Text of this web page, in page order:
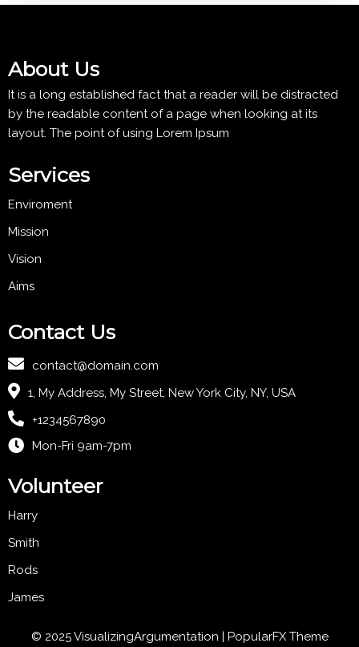
About Us
It is a long established fact that a reader will be distracted
by the readable content of a page when looking at its
layout. The point of using Lorem Ipsum
Services
Enviroment
Mission
Vision
Aims
Contact Us
contact@domain.com
1, My Address, My Street, New York City, NY, USA
+1234567890
Mon-Fri 9am-7pm
Volunteer
Harry
Smith
Rods
James
© 2025 VisualizingArgumentation | PopularFX Theme